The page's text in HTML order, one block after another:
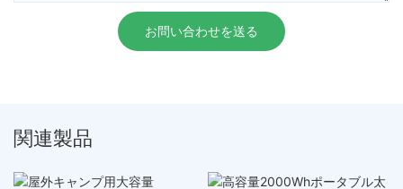
お問い合わせを送る
関連製品